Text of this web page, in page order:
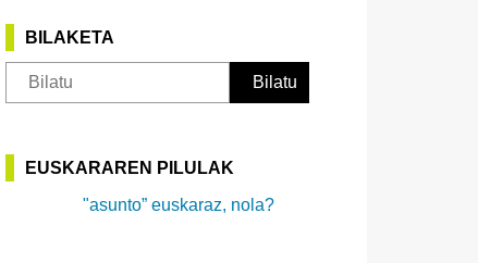
BILAKETA
EUSKARAREN PILULAK
"asunto” euskaraz, nola?